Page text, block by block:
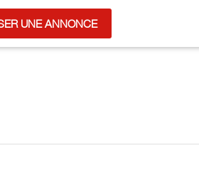
UNE ANNONCE